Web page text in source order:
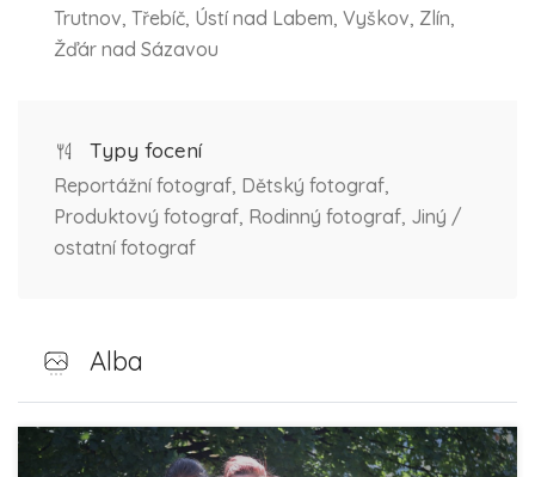
Trutnov, Třebíč, Ústí nad Labem, Vyškov, Zlín,
Žďár nad Sázavou
Typy focení
Reportážní fotograf, Dětský fotograf,
Produktový fotograf, Rodinný fotograf, Jiný /
ostatní fotograf
Alba